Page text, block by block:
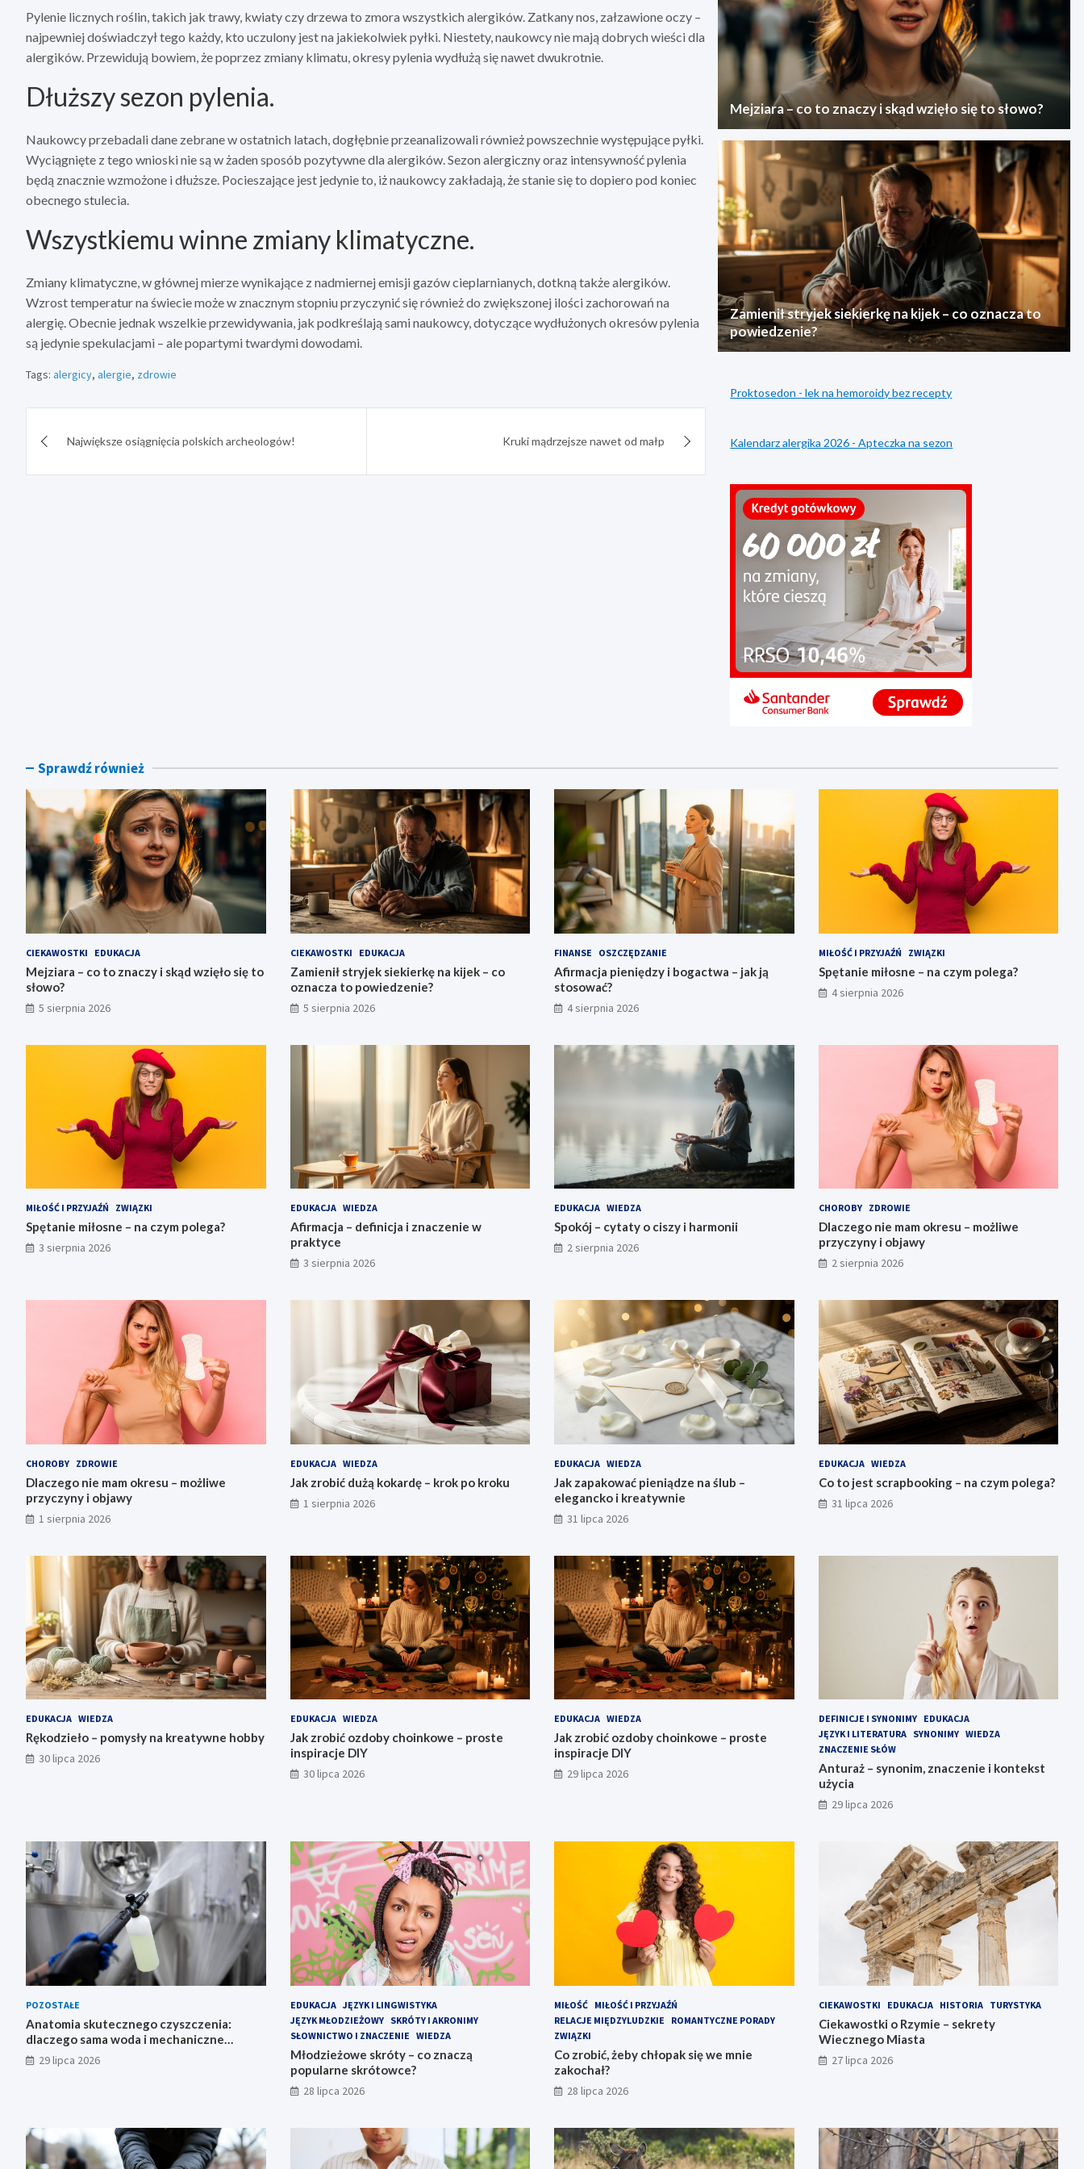
Pylenie licznych roślin, takich jak trawy, kwiaty czy drzewa to zmora wszystkich alergików. Zatkany nos, załzawione oczy –
najpewniej doświadczył tego każdy, kto uczulony jest na jakiekolwiek pyłki. Niestety, naukowcy nie mają dobrych wieści dla
alergików. Przewidują bowiem, że poprzez zmiany klimatu, okresy pylenia wydłużą się nawet dwukrotnie.
Dłuższy sezon pylenia.
Naukowcy przebadali dane zebrane w ostatnich latach, dogłębnie przeanalizowali również powszechnie występujące pyłki.
Wyciągnięte z tego wnioski nie są w żaden sposób pozytywne dla alergików. Sezon alergiczny oraz intensywność pylenia
będą znacznie wzmożone i dłuższe. Pocieszające jest jedynie to, iż naukowcy zakładają, że stanie się to dopiero pod koniec
obecnego stulecia.
Wszystkiemu winne zmiany klimatyczne.
Zmiany klimatyczne, w głównej mierze wynikające z nadmiernej emisji gazów cieplarnianych, dotkną także alergików.
Wzrost temperatur na świecie może w znacznym stopniu przyczynić się również do zwiększonej ilości zachorowań na
alergię. Obecnie jednak wszelkie przewidywania, jak podkreślają sami naukowcy, dotyczące wydłużonych okresów pylenia
są jedynie spekulacjami – ale popartymi twardymi dowodami.
Tags: alergicy, alergie, zdrowie
wpisuNajwiększe osiągnięcia polskich archeologów! Kruki mądrzejsze nawet od małp
Mejziara – co to znaczy i skąd wzięło się to słowo?
Zamienił stryjek siekierkę na kijek – co oznacza to
powiedzenie?
Proktosedon - lek na hemoroidy bez recepty
Kalendarz alergika 2026 - Apteczka na sezon
Sprawdź również
CIEKAWOSTKI EDUKACJA
Mejziara – co to znaczy i skąd wzięło się to
słowo?
5 sierpnia 2026
CIEKAWOSTKI EDUKACJA
Zamienił stryjek siekierkę na kijek – co
oznacza to powiedzenie?
5 sierpnia 2026
FINANSE OSZCZĘDZANIE
Afirmacja pieniędzy i bogactwa – jak ją
stosować?
4 sierpnia 2026
MIŁOŚĆ I PRZYJAŹŃ ZWIĄZKI
Spętanie miłosne – na czym polega?
4 sierpnia 2026
MIŁOŚĆ I PRZYJAŹŃ ZWIĄZKI
Spętanie miłosne – na czym polega?
3 sierpnia 2026
EDUKACJA WIEDZA
Afirmacja – definicja i znaczenie w
praktyce
3 sierpnia 2026
EDUKACJA WIEDZA
Spokój – cytaty o ciszy i harmonii
2 sierpnia 2026
CHOROBY ZDROWIE
Dlaczego nie mam okresu – możliwe
przyczyny i objawy
2 sierpnia 2026
CHOROBY ZDROWIE
Dlaczego nie mam okresu – możliwe
przyczyny i objawy
1 sierpnia 2026
EDUKACJA WIEDZA
Jak zrobić dużą kokardę – krok po kroku
1 sierpnia 2026
EDUKACJA WIEDZA
Jak zapakować pieniądze na ślub –
elegancko i kreatywnie
31 lipca 2026
EDUKACJA WIEDZA
Co to jest scrapbooking – na czym polega?
31 lipca 2026
EDUKACJA WIEDZA
Rękodzieło – pomysły na kreatywne hobby
30 lipca 2026
EDUKACJA WIEDZA
Jak zrobić ozdoby choinkowe – proste
inspiracje DIY
30 lipca 2026
EDUKACJA WIEDZA
Jak zrobić ozdoby choinkowe – proste
inspiracje DIY
29 lipca 2026
DEFINICJE I SYNONIMY
EDUKACJA
JĘZYK I LITERATURA
SYNONIMY WIEDZA
ZNACZENIE SŁÓW
Anturaż – synonim, znaczenie i kontekst
użycia
29 lipca 2026
POZOSTAŁE
Anatomia skutecznego czyszczenia:
dlaczego sama woda i mechaniczne
szorowanie to za mało?
29 lipca 2026
EDUKACJA JĘZYK I LINGWISTYKA
JĘZYK MŁODZIEŻOWY
SKRÓTY I AKRONIMY
SŁOWNICTWO I ZNACZENIE WIEDZA
Młodzieżowe skróty – co znaczą
popularne skrótowce?
28 lipca 2026
MIŁOŚĆ MIŁOŚĆ I PRZYJAŹŃ
RELACJE MIĘDZYLUDZKIE
ROMANTYCZNE PORADY
ZWIĄZKI
Co zrobić, żeby chłopak się we mnie
zakochał?
28 lipca 2026
CIEKAWOSTKI EDUKACJA HISTORIA TURYSTYKA
Ciekawostki o Rzymie – sekrety
Wiecznego Miasta
27 lipca 2026